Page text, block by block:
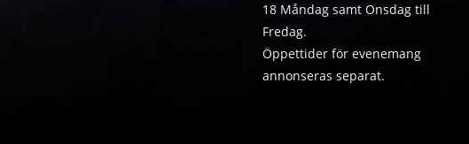
18 Måndag samt Onsdag till
Fredag.
Öppettider för evenemang
annonseras separat.